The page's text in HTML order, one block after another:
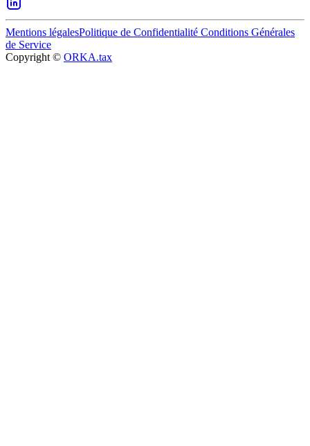
Mentions légalesPolitique de Confidentialité Conditions Générales
de Service
Copyright © ORKA.tax